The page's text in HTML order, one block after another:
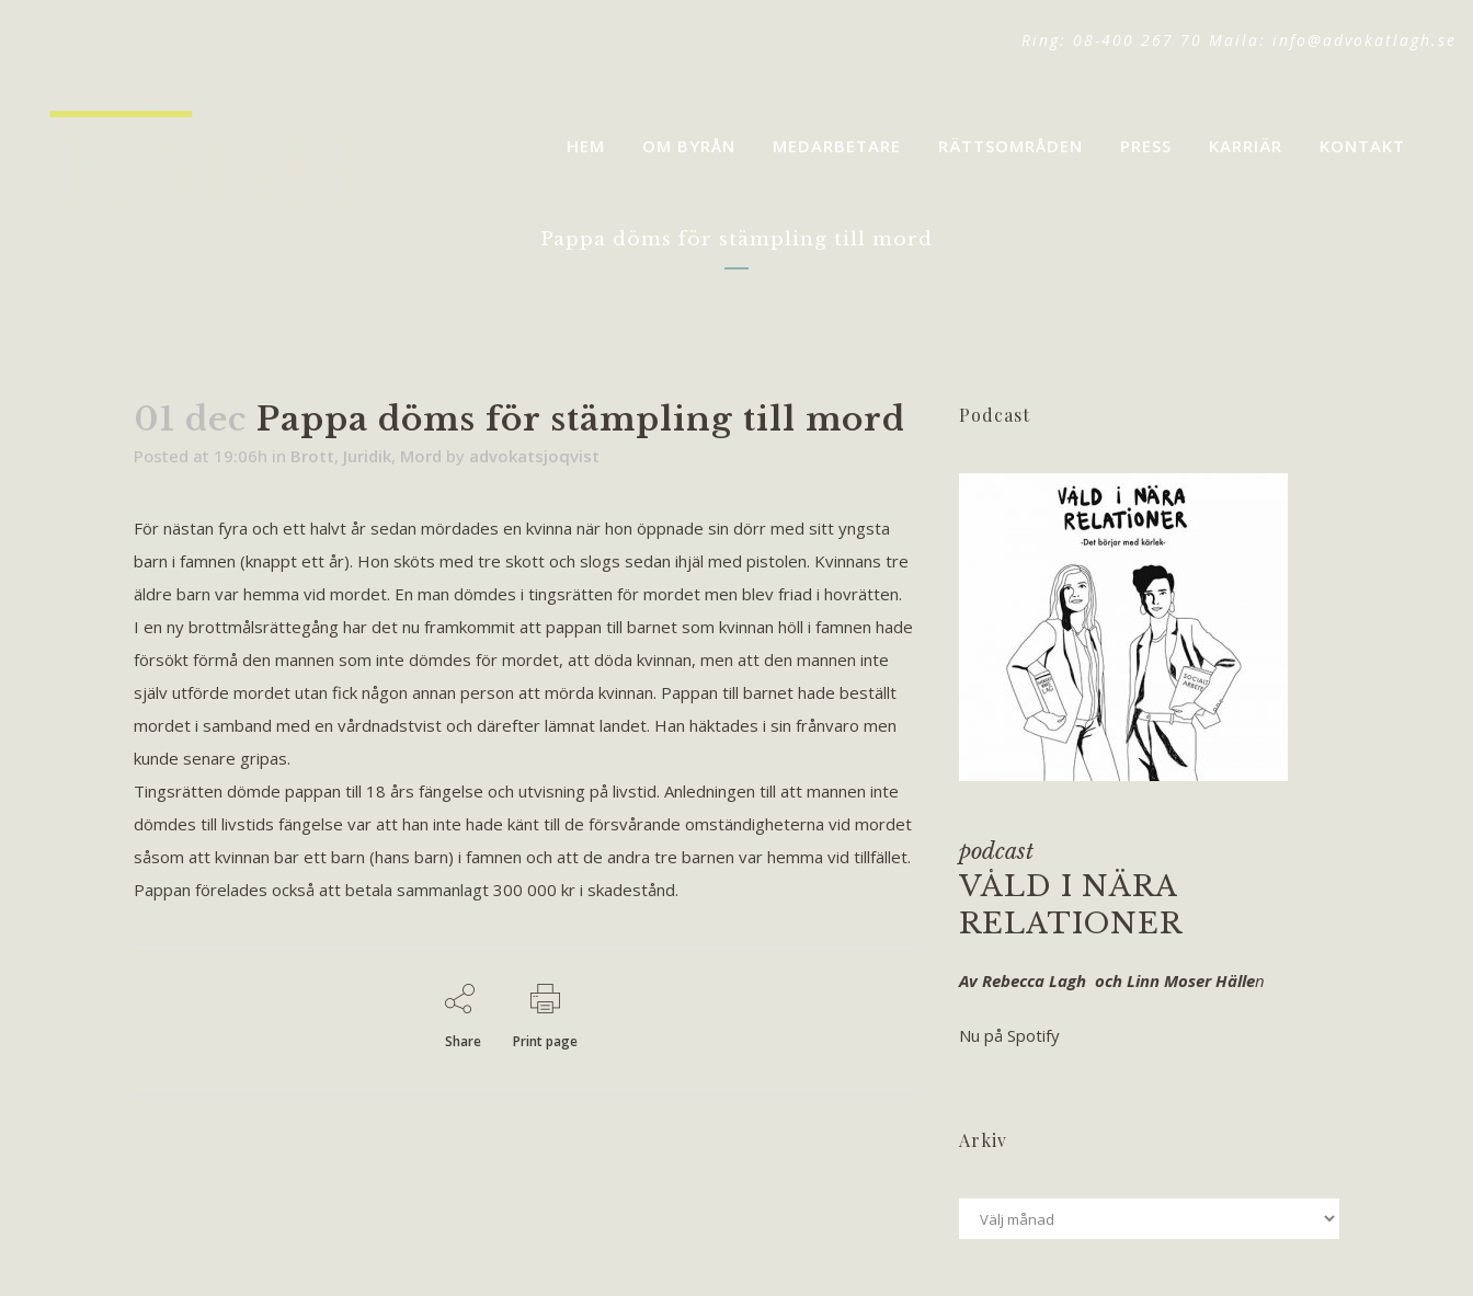
Ring: 08-400 267 70 Maila: info@advokatlagh.se
HEM OM BYRÅN MEDARBETARE RÄTTSOMRÅDEN PRESS KARRIÄR KONTAKT
Pappa döms för stämpling till mord
01 dec Pappa döms för stämpling till mord
Posted at 19:06h in Brott, Juridik, Mord by advokatsjoqvist
För nästan fyra och ett halvt år sedan mördades en kvinna när hon öppnade sin dörr med sitt yngsta
barn i famnen (knappt ett år). Hon sköts med tre skott och slogs sedan ihjäl med pistolen. Kvinnans tre
äldre barn var hemma vid mordet. En man dömdes i tingsrätten för mordet men blev friad i hovrätten.
I en ny brottmålsrättegång har det nu framkommit att pappan till barnet som kvinnan höll i famnen hade
försökt förmå den mannen som inte dömdes för mordet, att döda kvinnan, men att den mannen inte
själv utförde mordet utan fick någon annan person att mörda kvinnan. Pappan till barnet hade beställt
mordet i samband med en vårdnadstvist och därefter lämnat landet. Han häktades i sin frånvaro men
kunde senare gripas.
Tingsrätten dömde pappan till 18 års fängelse och utvisning på livstid. Anledningen till att mannen inte
dömdes till livstids fängelse var att han inte hade känt till de försvårande omständigheterna vid mordet
såsom att kvinnan bar ett barn (hans barn) i famnen och att de andra tre barnen var hemma vid tillfället.
Pappan förelades också att betala sammanlagt 300 000 kr i skadestånd.
Share Print page
Podcast
podcast
VÅLD I NÄRA
RELATIONER
Av Rebecca Lagh och Linn Moser Hällen
Nu på Spotify
Arkiv
Arkiv